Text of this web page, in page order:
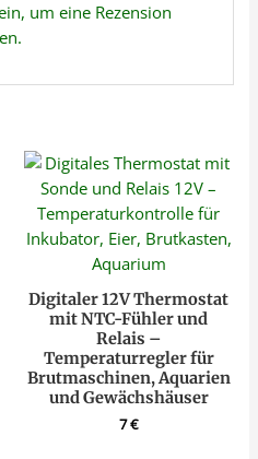
um eine Rezension
Digitaler 12V Thermostat
mit NTC-Fühler und
Relais –
Temperaturregler für
Brutmaschinen, Aquarien
und Gewächshäuser
7€